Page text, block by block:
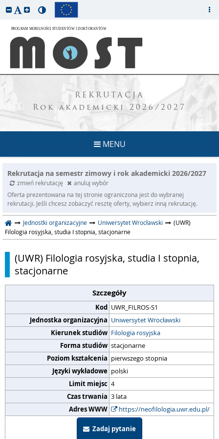
REKRUTACJA
Rok akademicki 2026/2027
MENU
Rekrutacja na semestr zimowy i rok akademicki 2026/2027
zmień rekrutację
anuluj wybór
Oferta prezentowana na tej stronie ograniczona jest do wybranej
rekrutacji. Jeśli chcesz zobaczyć resztę oferty, wybierz inną rekrutację.
Jednostki organizacyjne Uniwersytet Wrocławski
(UWR)
Filologia rosyjska, studia I stopnia, stacjonarne
(UWR) Filologia rosyjska, studia I stopnia,
stacjonarne
Szczegóły
Kod UWR_FILROS-S1
Jednostka organizacyjna Uniwersytet Wrocławski
Kierunek studiów Filologia rosyjska
Forma studiów stacjonarne
Poziom kształcenia pierwszego stopnia
Języki wykładowe polski
Limit miejsc 4
Czas trwania 3 lata
Adres WWW
https://neofilologia.uwr.edu.pl/
Zadaj pytanie